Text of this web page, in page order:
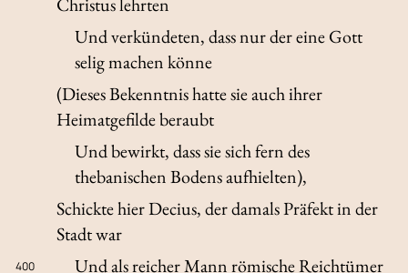
Und verkündeten, dass nur der eine Gott
selig machen könne
(Dieses Bekenntnis hatte sie auch ihrer
Heimatgefilde beraubt
Und bewirkt, dass sie sich fern des
thebanischen Bodens aufhielten),
Schickte hier Decius, der damals Präfekt in der
Stadt war
400 Und als reicher Mann römische Reichtümer